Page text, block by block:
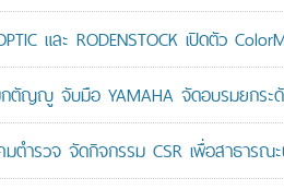
และ RODENSTOCK เปิดตัว
กตัญญู จับมือ YAMAHA จัดอบรมยกระดั
ตำรวจ จัดกิจกรรม CSR เพื่อสาธารณะ